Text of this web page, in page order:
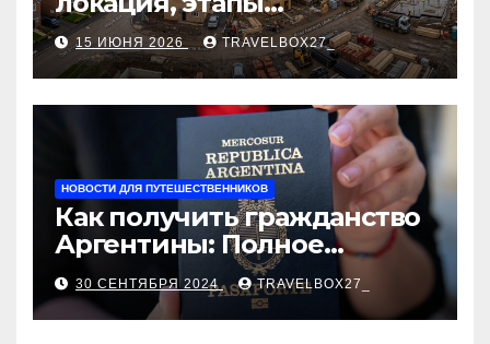
строительства, проверка
застройщика, сценарии
оформления сделки и
рыночные ориентиры
15 ИЮНЯ 2026 TRAVELBOX27_
НОВОСТИ ДЛЯ ПУТЕШЕСТВЕННИКОВ
Как получить гражданство
Аргентины: Полное
руководство
30 СЕНТЯБРЯ 2024 TRAVELBOX27_